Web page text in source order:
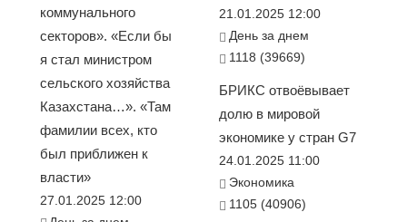
коммунального
секторов». «Если бы
я стал министром
сельского хозяйства
Казахстана…». «Там
фамилии всех, кто
был приближен к
власти»
27.01.2025 12:00
21.01.2025 12:00
День за днем
1118 (39669)
БРИКС отвоёвывает
долю в мировой
экономике у стран G7
24.01.2025 11:00
Экономика
1105 (40906)